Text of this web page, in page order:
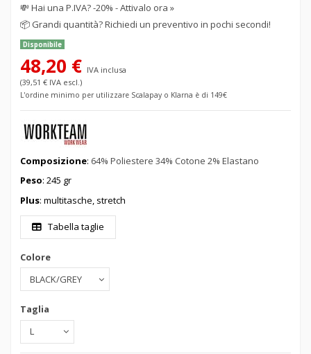
💸Hai una P.IVA? -20% - Attivalo ora »
📦 Grandi quantità? Richiedi un preventivo in pochi secondi!
Disponibile
48,20 € IVA inclusa
(39,51 € IVA escl.)
L'ordine minimo per utilizzare Scalapay o Klarna è di 149€
Composizione: 64% Poliestere 34% Cotone 2% Elastano
Peso: 245 gr
Plus: multitasche, stretch
Tabella taglie
Colore
Taglia